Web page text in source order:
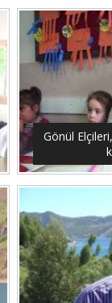
Gönül